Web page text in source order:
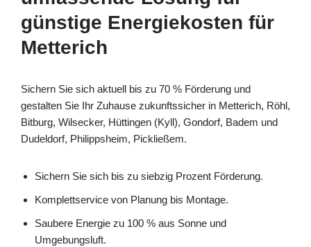
günstige Energiekosten für
Metterich
Sichern Sie sich aktuell bis zu 70 % Förderung und
gestalten Sie Ihr Zuhause zukunftssicher in Metterich, Röhl,
Bitburg, Wilsecker, Hüttingen (Kyll), Gondorf, Badem und
Dudeldorf, Philippsheim, Pickließem.
Sichern Sie sich bis zu siebzig Prozent Förderung.
Komplettservice von Planung bis Montage.
Saubere Energie zu 100 % aus Sonne und
Umgebungsluft.